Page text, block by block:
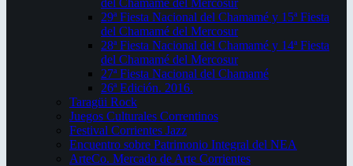
del Chamamé del Mercosur
29ª Fiesta Nacional del Chamamé y 15ª Fiesta
del Chamamé del Mercosur
28ª Fiesta Nacional del Chamamé y 14ª Fiesta
del Chamamé del Mercosur
27ª Fiesta Nacional del Chamamé
26ª Edición. 2016.
Taragüi Rock
Juegos Culturales Correntinos
Festival Corrientes Jazz
Encuentro sobre Patrimonio Integral del NEA
ArteCo. Mercado de Arte Corrientes